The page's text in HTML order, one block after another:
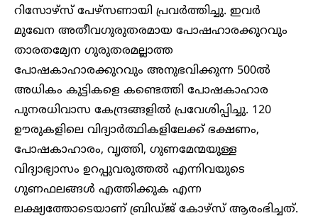
റിസോഴ്സ് പേഴ്സണായി പ്രവർത്തിച്ചു. ഇവർ
മുഖേന അതീവഗുരുതരമായ പോഷഹാരക്കുറവും
താരതമ്യേന ഗുരുതരമല്ലാത്ത
പോഷകാഹാരക്കുറവും അനുഭവിക്കുന്ന 500ൽ
അധികം കുട്ടികളെ കണ്ടെത്തി പോഷകാഹാര
പുനരധിവാസ കേന്ദ്രങ്ങളിൽ പ്രവേശിപ്പിച്ചു. 120
ഊരുകളിലെ വിദ്യാർത്ഥികളിലേക്ക് ഭക്ഷണം,
പോഷകാഹാരം, വൃത്തി, ഗുണമേന്മയുള്ള
വിദ്യാഭ്യാസം ഉറപ്പുവരുത്തൽ എന്നിവയുടെ
ഗുണഫലങ്ങൾ എത്തിക്കുക എന്ന
ലക്ഷ്യത്തോടെയാണ് ബ്രിഡ്ജ് കോഴ്സ് ആരംഭിച്ചത്.